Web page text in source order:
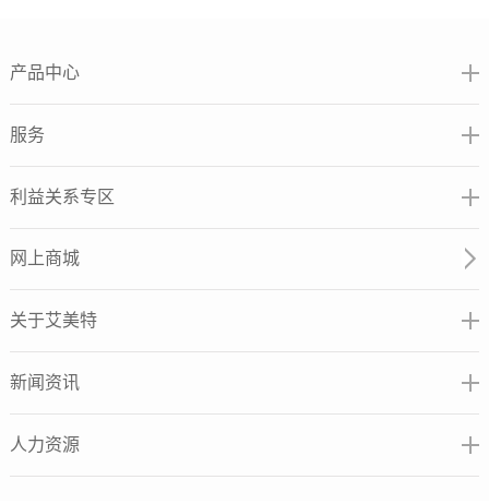
产品中心
服务
利益关系专区
网上商城
关于艾美特
新闻资讯
人力资源